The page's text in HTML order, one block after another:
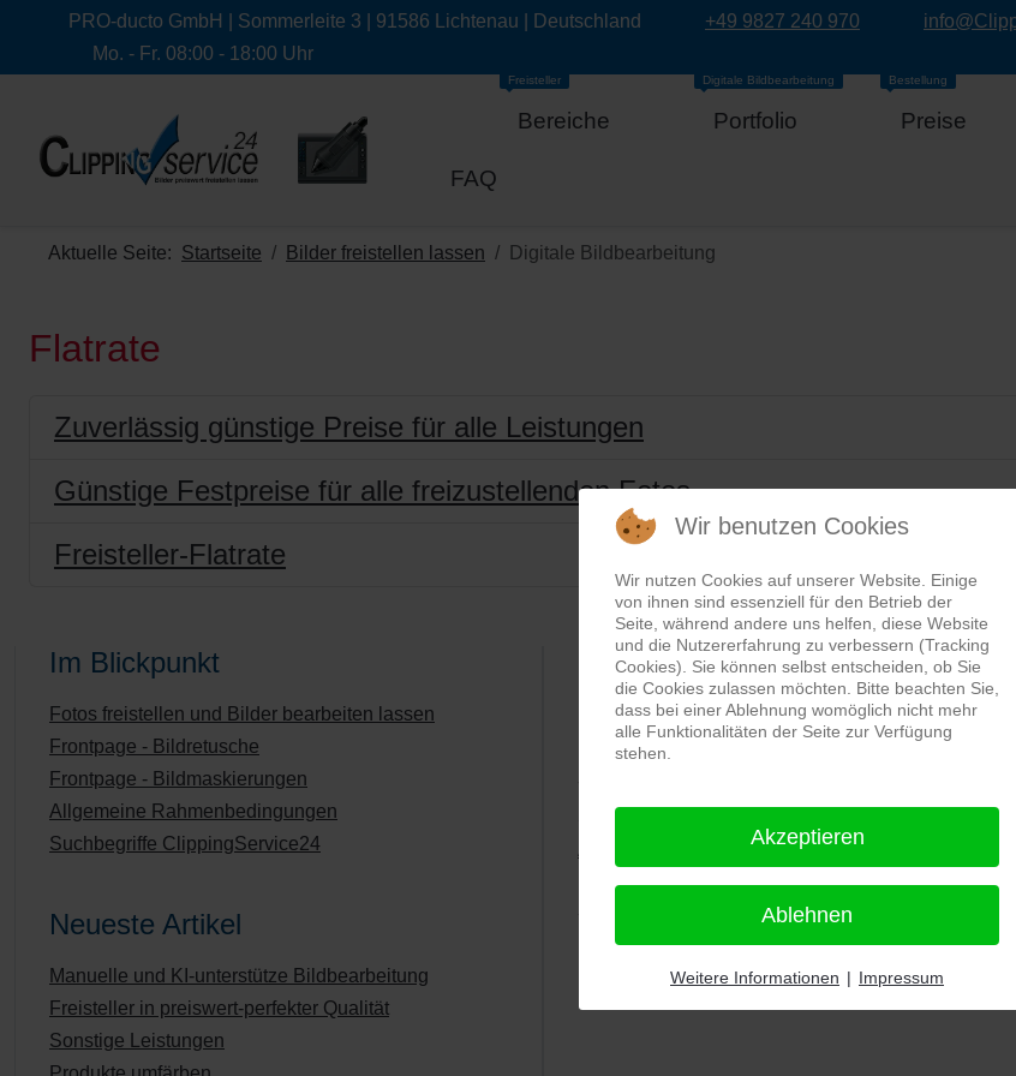
PRO-ducto GmbH | Sommerleite 3 | 91586 Lichtenau | Deutschland +49 9827 240 970
Mo. - Fr. 08:00 - 18:00 Uhr
Bereiche
Freisteller
Portfolio
Digitale Bildbearbeitung
Preise
Bestellung
FAQ
Aktuelle Seite: Startseite Bilder freistellen lassen Digitale Bildbearbeitung
Flatrate
Zuverlässig günstige Preise für alle Leistungen
Günstige Festpreise für alle freizustellenden Fotos
Freisteller-Flatrate
Im Blickpunkt
Fotos freistellen und Bilder bearbeiten lassen
Frontpage - Bildretusche
Frontpage - Bildmaskierungen
Allgemeine Rahmenbedingungen
Suchbegriffe ClippingService24
Neueste Artikel
Manuelle und KI-unterstütze Bildbearbeitung
Freisteller in preiswert-perfekter Qualität
Sonstige Leistungen
PRO-ducto GmbH, Fotografie und Bildbearbeitung
Lichtenau
Alle Rezensionen ansehen|Bewertung abgeben
Wir benutzen Cookies
Wir nutzen Cookies auf unserer Website. Einige
von ihnen sind essenziell für den Betrieb der
Seite, während andere uns helfen, diese Website
und die Nutzererfahrung zu verbessern (Tracking
Cookies). Sie können selbst entscheiden, ob Sie
die Cookies zulassen möchten. Bitte beachten Sie,
dass bei einer Ablehnung womöglich nicht mehr
alle Funktionalitäten der Seite zur Verfügung
stehen.
Akzeptieren
Ablehnen
Weitere Informationen | Impressum